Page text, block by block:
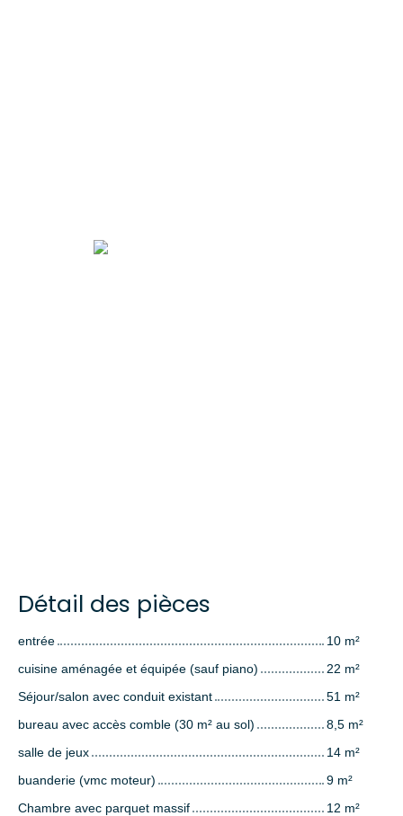
Détail des pièces
entrée
10 m²
cuisine aménagée et équipée (sauf piano)
22 m²
Séjour/salon avec conduit existant
51 m²
bureau avec accès comble (30 m² au sol)
8,5 m²
salle de jeux
14 m²
buanderie (vmc moteur)
9 m²
Chambre avec parquet massif
12 m²